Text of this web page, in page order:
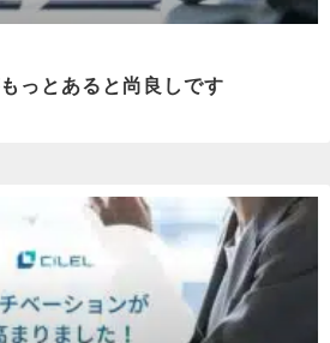
っとあると尚良しです